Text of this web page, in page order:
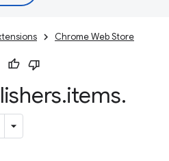
Chrome Web Store
.items.